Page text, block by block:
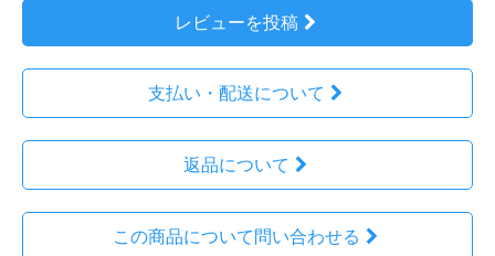
レビューを投稿
支払い・配送について
返品について
この商品について問い合わせる